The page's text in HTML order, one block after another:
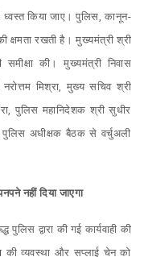
किया जाए। पुलिस, कानून-
क्षमता रखती है। मुख्यमंत्री श्री
की। मुख्यमंत्री निवास
मिश्रा, मुख्य सचिव श्री
पुलिस महानिदेशक श्री सुधीर
अधीक्षक बैठक से वर्चुअली
नहीं दिया जाएगा
द्वारा की गई कार्यवाही की
व्यवस्था और सप्लाई चेन को